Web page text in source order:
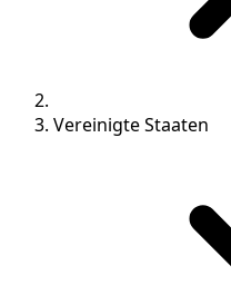
Vereinigte Staaten